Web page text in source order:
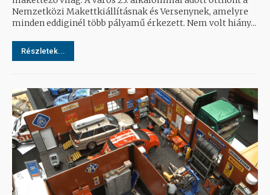
Nemzetközi Makettkiállításnak és Versenynek, amelyre
minden eddiginél több pályamű érkezett. Nem volt hiány...
Részletek...